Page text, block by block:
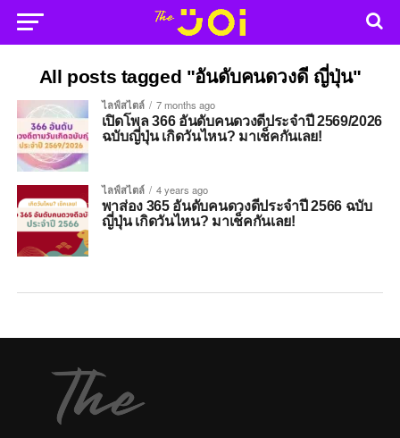
All posts tagged "อันดับคนดวงดี ญี่ปุ่น"
ไลฟ์สไตล์ 7 months ago
เปิดโพล 366 อันดับคนดวงดีประจำปี 2569/2026
ฉบับญี่ปุ่น เกิดวันไหน? มาเช็คกันเลย!
ไลฟ์สไตล์ 4 years ago
พาส่อง 365 อันดับคนดวงดีประจำปี 2566 ฉบับ
ญี่ปุ่น เกิดวันไหน? มาเช็คกันเลย!